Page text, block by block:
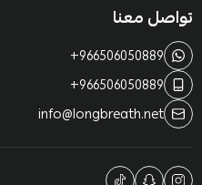
تواصل معنا
+966506050889
+966506050889
info@longbreath.net